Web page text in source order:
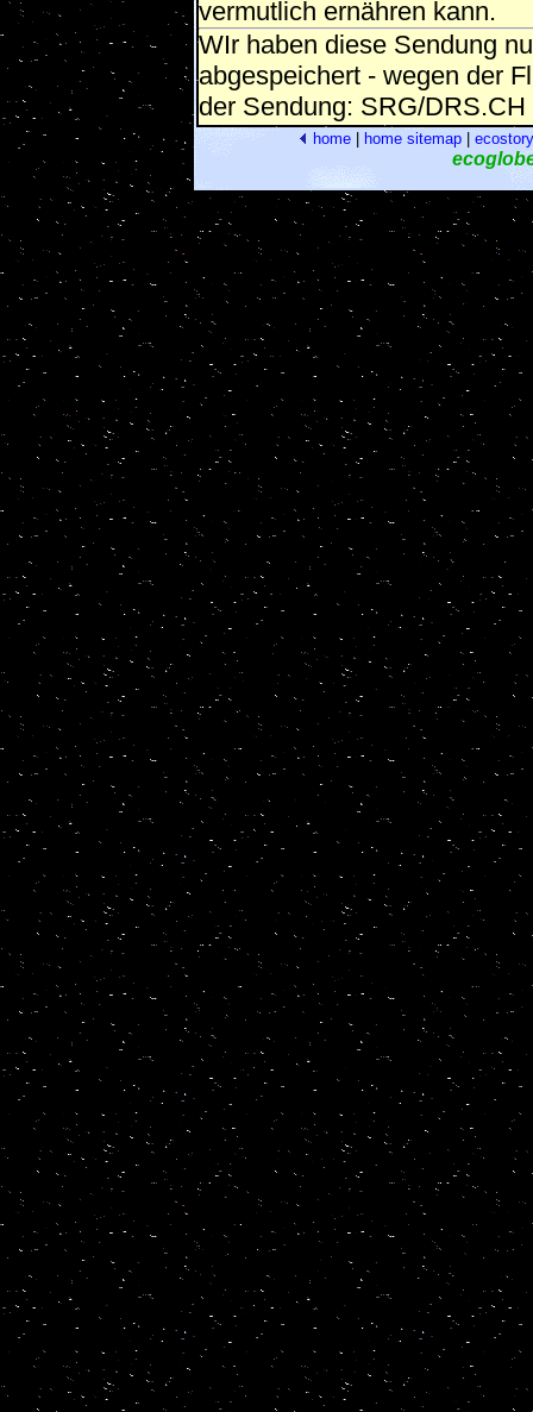
vermutlich ernähren kann.
WIr haben diese Sendung
abgespeichert - wegen der
der Sendung: SRG/
home| home sitemap| ecostory
[Mail an Micahel]
Hier stosse ich zufällig auf
http://www.berlin-
Der Leiter des Berlin-
Auf dem ersten Blick
haben.
Im Radio DRS berichtete
Milliarden.
Ich meine, dass Frau
ganz richtig interpretierte.
Bei aller "Wissenschaft"
Zuhörerzahlen ausweisen
zeigt sich in einigen kleine
wie
Malthus sieht schwarz
der Menschheit.
Nach meinem Wissen hat
Radiohörende bekommen
sich und es wäre ja nicht so
Es zeichne sich eine
Und in 2050 erreiche
vermutlich ernähren könne,
Carl Haupt aus Washington
Gegenteil. Die Bevölkerung
Frau Bochsler liegt also an
Schade.
Wieder einmal werden nur
Bezug dargestellt zum
fast aller Ressourcen die
Overshoot.
Vgl. http://
Jahr und die Peak-Oil